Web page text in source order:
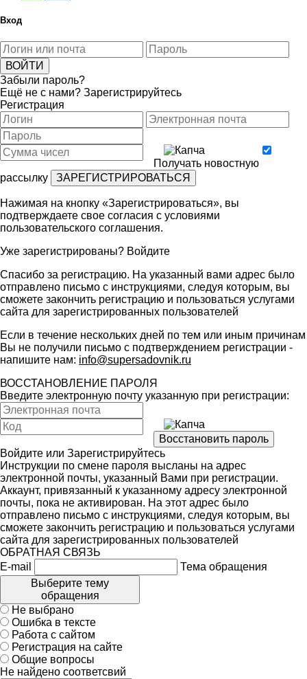
Вход
Забыли пароль?
Ещё не с нами? Зарегистрируйтесь
Регистрация
Получать новостную
рассылку
Нажимая на кнопку «Зарегистрироваться», вы
подтверждаете свое согласия с условиями
пользовательского соглашения.
Уже зарегистрированы? Войдите
Спасибо за регистрацию. На указанный вами адрес было
отправлено письмо с инструкциями, следуя которым, вы
сможете закончить регистрацию и пользоваться услугами
сайта для зарегистрированных пользователей
Если в течение нескольких дней по тем или иным причинам
Вы не получили письмо с подтверждением регистрации -
напишите нам: info@supersadovnik.ru
ВОССТАНОВЛЕНИЕ ПАРОЛЯ
Введите электронную почту указанную при регистрации:
Войдите или Зарегистрируйтесь
Инструкции по смене пароля высланы на адрес
электронной почты, указанный Вами при регистрации.
Аккаунт, привязанный к указанному адресу электронной
почты, пока не активирован. На этот адрес было
отправлено письмо с инструкциями, следуя которым, вы
сможете закончить регистрацию и пользоваться услугами
сайта для зарегистрированных пользователей
ОБРАТНАЯ СВЯЗЬ
E-mail
Тема обращения
Выберите тему
обращения
Не выбрано
Ошибка в тексте
Работа с сайтом
Регистрация на сайте
Общие вопросы
Не найдено соответсвий